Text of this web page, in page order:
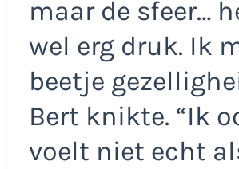
maar de sfeer…
wel erg druk. Ik
beetje
Bert knikte. “Ik
voelt niet echt